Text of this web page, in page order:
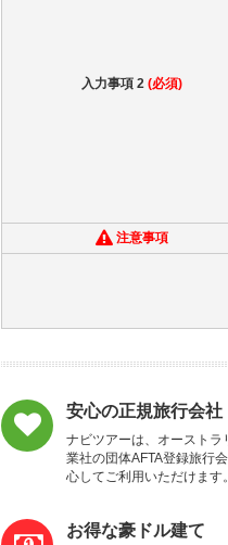
入力事項 2 (必須)
注意事項
安心の正規旅行会社
ナビツアーは、オーストラ
業社の団体AFTA登録旅行
心してご利用いただけます。
お得な豪ドル建て